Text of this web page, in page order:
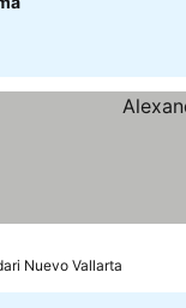
Nuevo Vallarta